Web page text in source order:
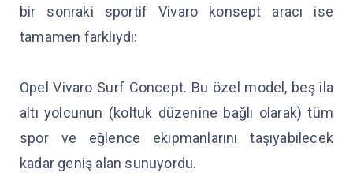
bir sonraki sportif Vivaro konsept aracı ise
tamamen farklıydı:
Opel Vivaro Surf Concept. Bu özel model, beş ila
altı yolcunun (koltuk düzenine bağlı olarak) tüm
spor ve eğlence ekipmanlarını taşıyabilecek
kadar geniş alan sunuyordu.